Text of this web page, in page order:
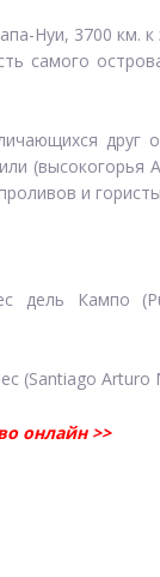
Нуи, 3700 км.
самого
друг
и
дель Кампо
(Santiago Arturo
онлайн >>